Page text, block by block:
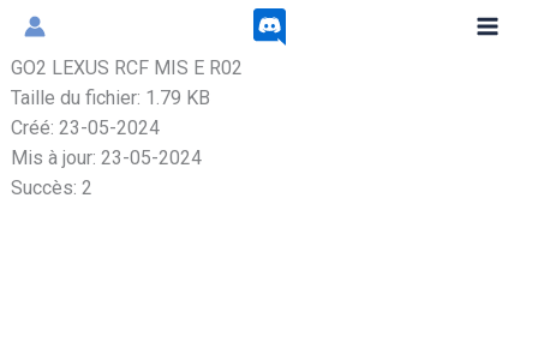
Aller
contenu
GO2 LEXUS RCF MIS E R02
Taille du fichier: 1.79 KB
Créé: 23-05-2024
Mis à jour: 23-05-2024
Succès: 2